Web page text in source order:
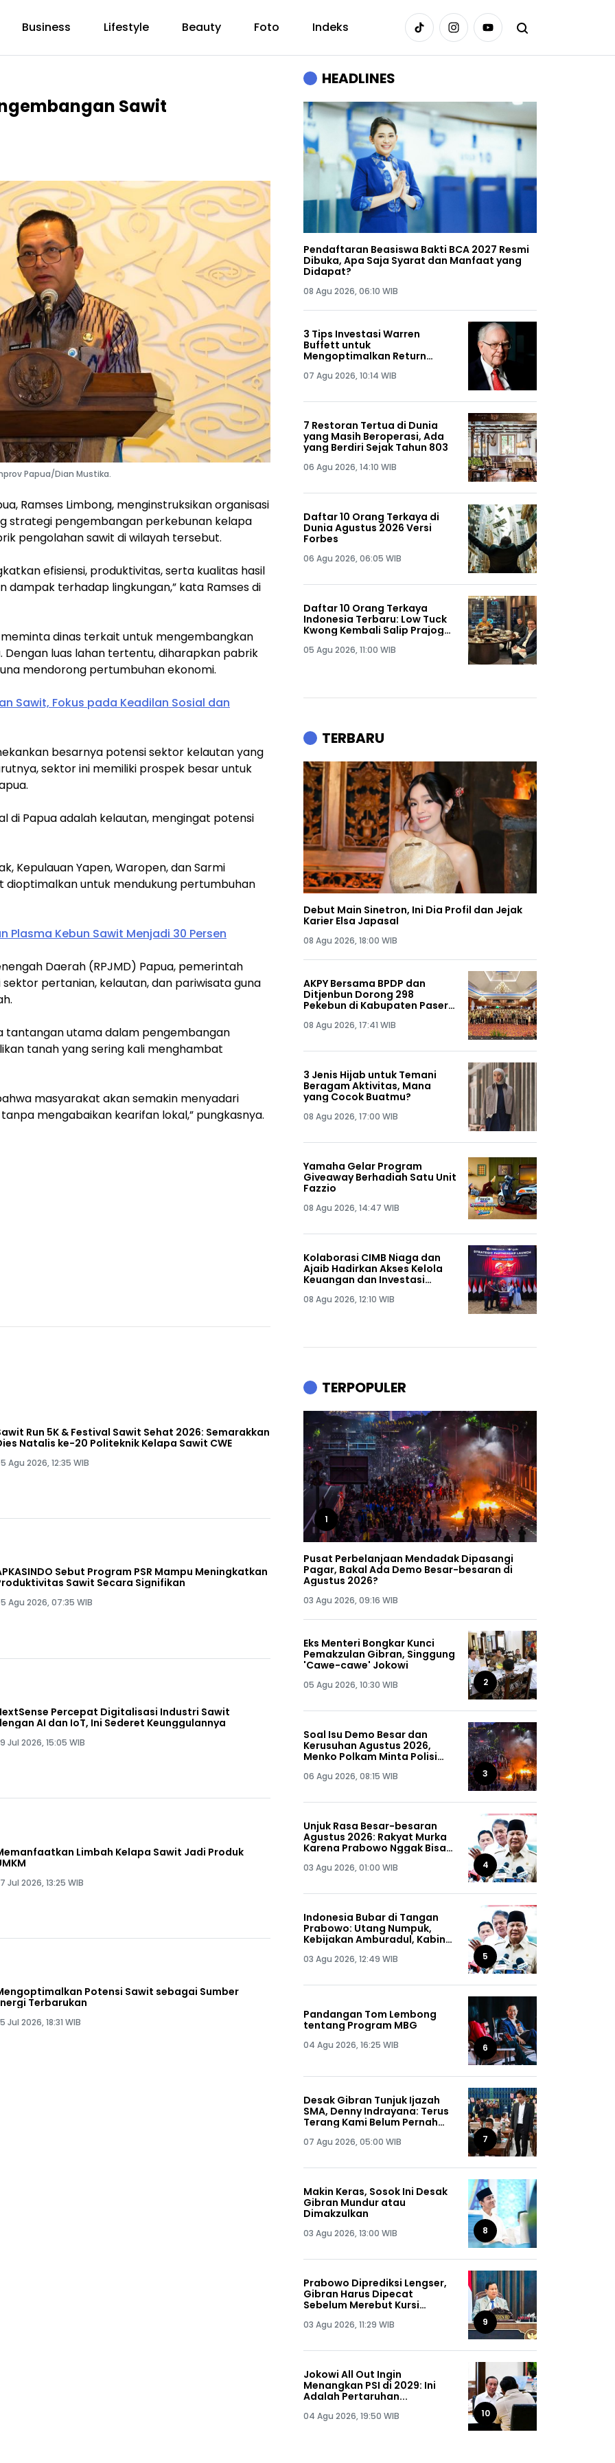
Business Lifestyle Beauty Foto Indeks
Sawit
Papua/Dian Mustika.
Ramses Limbong, menginstruksikan organisasi
strategi pengembangan perkebunan kelapa
pengolahan sawit di wilayah tersebut.
efisiensi, produktivitas, serta kualitas hasil
dampak terhadap lingkungan,” kata Ramses di
dinas terkait untuk mengembangkan
luas lahan tertentu, diharapkan pabrik
mendorong pertumbuhan ekonomi.
Sawit, Fokus pada Keadilan Sosial dan
besarnya potensi sektor kelautan yang
sektor ini memiliki prospek besar untuk
di Papua adalah kelautan, mengingat potensi
Kepulauan Yapen, Waropen, dan Sarmi
untuk mendukung pertumbuhan
Plasma Kebun Sawit Menjadi 30 Persen
Daerah (RPJMD) Papua, pemerintah
pertanian, kelautan, dan pariwisata guna
tantangan utama dalam pengembangan
tanah yang sering kali menghambat
masyarakat akan semakin menyadari
mengabaikan kearifan lokal,” pungkasnya.
Run 5K & Festival Sawit Sehat 2026: Semarakkan
Natalis ke-20 Politeknik Kelapa Sawit CWE
Agu 2026, 12:35 WIB
Sebut Program PSR Mampu Meningkatkan
Sawit Secara Signifikan
Agu 2026, 07:35 WIB
Percepat Digitalisasi Industri Sawit
AI dan IoT, Ini Sederet Keunggulannya
Jul 2026, 15:05 WIB
Limbah Kelapa Sawit Jadi Produk
Jul 2026, 13:25 WIB
Potensi Sawit sebagai Sumber
Terbarukan
Jul 2026, 18:31 WIB
HEADLINES
Pendaftaran Beasiswa Bakti BCA 2027 Resmi
Dibuka, Apa Saja Syarat dan Manfaat yang
Didapat?
08 Agu 2026, 06:10 WIB
3 Tips Investasi Warren
Buffett untuk
Mengoptimalkan Return
07 Agu 2026, 10:14 WIB
7 Restoran Tertua di Dunia
yang Masih Beroperasi, Ada
yang Berdiri Sejak Tahun 803
06 Agu 2026, 14:10 WIB
Daftar 10 Orang Terkaya di
Dunia Agustus 2026 Versi
Forbes
06 Agu 2026, 06:05 WIB
Daftar 10 Orang Terkaya
Indonesia Terbaru: Low Tuck
Kwong Kembali Salip Prajogo
05 Agu 2026, 11:00 WIB
TERBARU
Debut Main Sinetron, Ini Dia Profil dan Jejak
Karier Elsa Japasal
08 Agu 2026, 18:00 WIB
AKPY Bersama BPDP dan
Ditjenbun Dorong 298
Pekebun di Kabupaten Paser
Sawit
08 Agu 2026, 17:41 WIB
3 Jenis Hijab untuk Temani
Beragam Aktivitas, Mana
yang Cocok Buatmu?
08 Agu 2026, 17:00 WIB
Yamaha Gelar Program
Giveaway Berhadiah Satu Unit
Fazzio
08 Agu 2026, 14:47 WIB
Kolaborasi CIMB Niaga dan
Ajaib Hadirkan Akses Kelola
Keuangan dan Investasi
08 Agu 2026, 12:10 WIB
TERPOPULER
1
Pusat Perbelanjaan Mendadak Dipasangi
Pagar, Bakal Ada Demo Besar-besaran di
Agustus 2026?
03 Agu 2026, 09:16 WIB
Eks Menteri Bongkar Kunci
Pemakzulan Gibran, Singgung
'Cawe-cawe' Jokowi
05 Agu 2026, 10:30 WIB 2
Soal Isu Demo Besar dan
Kerusuhan Agustus 2026,
Menko Polkam Minta Polisi
Dapat, Siap-siap!
06 Agu 2026, 08:15 WIB 3
Unjuk Rasa Besar-besaran
Agustus 2026: Rakyat Murka
Karena Prabowo Nggak Bisa
03 Agu 2026, 01:00 WIB 4
Indonesia Bubar di Tangan
Prabowo: Utang Numpuk,
Kebijakan Amburadul, Kabinet
Semua!
03 Agu 2026, 12:49 WIB 5
Pandangan Tom Lembong
tentang Program MBG
04 Agu 2026, 16:25 WIB 6
Desak Gibran Tunjuk Ijazah
SMA, Denny Indrayana: Terus
Terang Kami Belum Pernah
07 Agu 2026, 05:00 WIB 7
Makin Keras, Sosok Ini Desak
Gibran Mundur atau
Dimakzulkan
03 Agu 2026, 13:00 WIB 8
Prabowo Diprediksi Lengser,
Gibran Harus Dipecat
Sebelum Merebut Kursi
03 Agu 2026, 11:29 WIB 9
Jokowi All Out Ingin
Menangkan PSI di 2029: Ini
Adalah Pertaruhan...
04 Agu 2026, 19:50 WIB 10